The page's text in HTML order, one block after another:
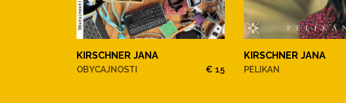
KIRSCHNER JANA
OBYCAJNOSTI € 15
KIRSCHNER JANA
PELIKAN